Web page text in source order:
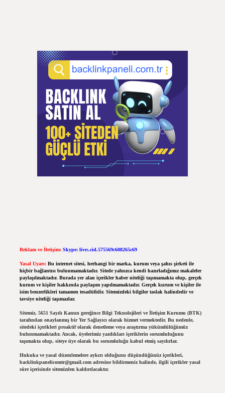
Reklam ve İletişim: Skype: live:.cid.575569c608265c69
Yasal Uyarı: Bu internet sitesi, herhangi bir marka, kurum veya şahıs şirketi ile
hiçbir bağlantısı bulunmamaktadır. Sitede yalnızca kendi hazırladığımız makaleler
paylaşılmaktadır. Burada yer alan içerikler haber niteliği taşımamakta olup, gerçek
kurum ve kişiler hakkında paylaşım yapılmamaktadır. Gerçek kurum ve kişiler ile
isim benzerlikleri tamamen tesadüfidir. Sitemizdeki bilgiler taslak halindedir ve
tavsiye niteliği taşımazlar.
Sitemiz, 5651 Sayılı Kanun gereğince Bilgi Teknolojileri ve İletişim Kurumu (BTK)
tarafından onaylanmış bir Yer Sağlayıcı olarak hizmet vermektedir. Bu nedenle,
sitedeki içerikleri proaktif olarak denetleme veya araştırma yükümlülüğümüz
bulunmamaktadır. Ancak, üyelerimiz yazdıkları içeriklerin sorumluluğunu
taşımakta olup, siteye üye olarak bu sorumluluğu kabul etmiş sayılırlar.
Hukuka ve yasal düzenlemelere aykırı olduğunu düşündüğünüz içerikleri,
backlinkpanelicomtr@gmail.comadresine bildirmeniz halinde, ilgili içerikler yasal
süre içerisinde sitemizden kaldırılacaktır.